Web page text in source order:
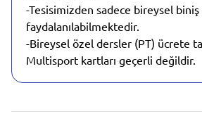
-Tesisimizden sadece bireysel biniş
faydalanılabilmektedir.
-Bireysel özel dersler (PT) ücrete
Multisport kartları geçerli değildir.